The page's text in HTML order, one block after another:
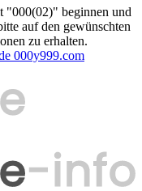
"000(02)" beginnen und
auf den gewünschten
zu erhalten.
000y999.com